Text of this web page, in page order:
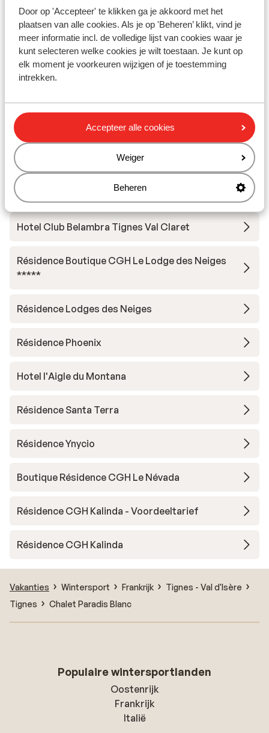
Door op 'Accepteer' te klikken ga je akkoord met het
plaatsen van alle cookies. Als je op 'Beheren’ klikt, vind je
meer informatie incl. de volledige lijst van cookies waar je
kunt selecteren welke cookies je wilt toestaan. Je kunt op
elk moment je voorkeuren wijzigen of je toestemming
intrekken.
Accepteer alle cookies
Weiger
Beheren
Andere accommodaties in Tignes - Val
d'Isère
Hotel Voulezvous
Résidence Le Taos
Résidence Le Bec Rouge
Résidence Le Jhana
Hotel Club Belambra Tignes Val Claret
Résidence Boutique CGH Le Lodge des Neiges
*****
Résidence Lodges des Neiges
Résidence Phoenix
Hotel l'Aigle du Montana
Résidence Santa Terra
Résidence Ynycio
Boutique Résidence CGH Le Névada
Résidence CGH Kalinda - Voordeeltarief
Résidence CGH Kalinda
Vakanties Wintersport Frankrijk
Tignes - Val d'Isère
Tignes
Chalet Paradis Blanc
Populaire wintersportlanden
Oostenrijk
Frankrijk
Italië